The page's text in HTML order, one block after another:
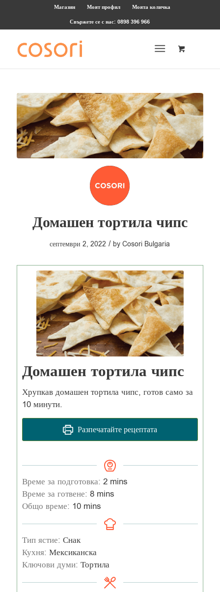
Магазин Моят профил
Моята количка
Свържете се с нас: 0898 396 966
Домашен тортила чипс
септември 2, 2022 / byCosori Bulgaria
Домашен тортила чипс
Хрупкав домашен тортила чипс, готов само за
10 минути.
Разпечатайте рецептата
Време за подготовка: 2 mins
Време за готвене: 8 mins
Общо време: 10 mins
Тип ястие: Снак
Кухня: Мексиканска
Ключови думи: Тортила